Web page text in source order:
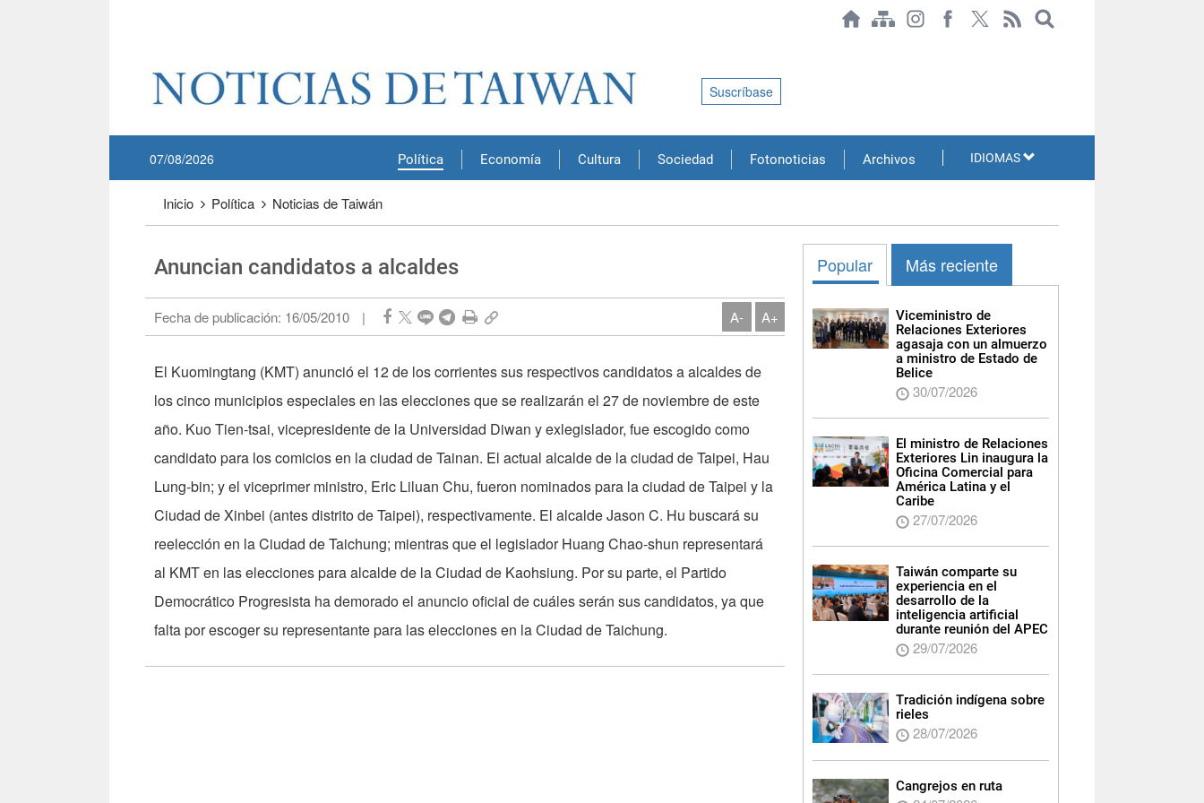
Política Economía Cultura Sociedad Fotonoticias Archivos
07/08/2026
Suscríbase
IDIOMAS
Inicio Política Noticias de Taiwán
Anuncian candidatos a alcaldes
Fecha de publicación: 16/05/2010 | A- A+
El Kuomingtang (KMT) anunció el 12 de los corrientes sus respectivos candidatos a alcaldes de
los cinco municipios especiales en las elecciones que se realizarán el 27 de noviembre de este
año. Kuo Tien-tsai, vicepresidente de la Universidad Diwan y exlegislador, fue escogido como
candidato para los comicios en la ciudad de Tainan. El actual alcalde de la ciudad de Taipei, Hau
Lung-bin; y el viceprimer ministro, Eric Liluan Chu, fueron nominados para la ciudad de Taipei y la
Ciudad de Xinbei (antes distrito de Taipei), respectivamente. El alcalde Jason C. Hu buscará su
reelección en la Ciudad de Taichung; mientras que el legislador Huang Chao-shun representará
al KMT en las elecciones para alcalde de la Ciudad de Kaohsiung. Por su parte, el Partido
Democrático Progresista ha demorado el anuncio oficial de cuáles serán sus candidatos, ya que
falta por escoger su representante para las elecciones en la Ciudad de Taichung.
Popular Más reciente
Viceministro de
Relaciones Exteriores
agasaja con un almuerzo
a ministro de Estado de
Belice
30/07/2026
El ministro de Relaciones
Exteriores Lin inaugura la
Oficina Comercial para
América Latina y el
Caribe
27/07/2026
Taiwán comparte su
experiencia en el
desarrollo de la
inteligencia artificial
durante reunión del APEC
29/07/2026
Tradición indígena sobre
rieles
28/07/2026
Cangrejos en ruta